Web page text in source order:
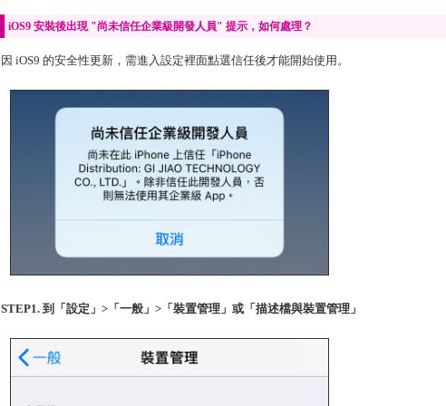
iOS9 安裝後出現 "尚未信任企業級開發人員" 提示，如何處理？
因 iOS9 的安全性更新，需進入設定裡面點選信任後才能開始使用。
STEP1. 到「設定」>「一般」>「裝置管理」或「描述檔與裝置管理」